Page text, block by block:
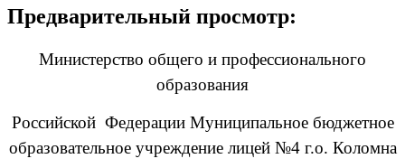
Предварительный просмотр:
Министерство общего и профессионального
образования
Российской Федерации Муниципальное бюджетное
образовательное учреждение лицей №4 г.о. Коломна